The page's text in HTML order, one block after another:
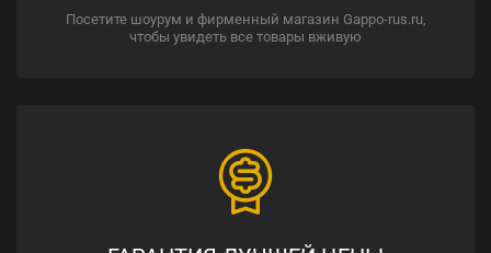
Посетите шоурум и фирменный магазин Gappo-rus.ru,
чтобы увидеть все товары вживую